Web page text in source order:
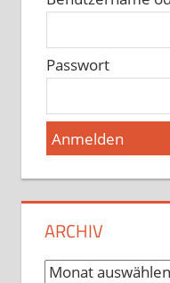
Passwort
ARCHIV
Archiv